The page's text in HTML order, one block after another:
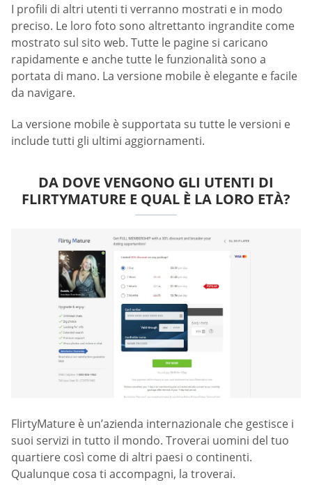
I profili di altri utenti ti verranno mostrati e in modo
preciso. Le loro foto sono altrettanto ingrandite come
mostrato sul sito web. Tutte le pagine si caricano
rapidamente e anche tutte le funzionalità sono a
portata di mano. La versione mobile è elegante e facile
da navigare.
La versione mobile è supportata su tutte le versioni e
include tutti gli ultimi aggiornamenti.
DA DOVE VENGONO GLI UTENTI DI
FLIRTYMATURE E QUAL È LA LORO ETÀ?
FlirtyMature è un’azienda internazionale che gestisce i
suoi servizi in tutto il mondo. Troverai uomini del tuo
quartiere così come di altri paesi o continenti.
Qualunque cosa ti accompagni, la troverai.